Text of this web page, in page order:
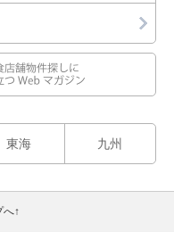
東海 九州
へ↑